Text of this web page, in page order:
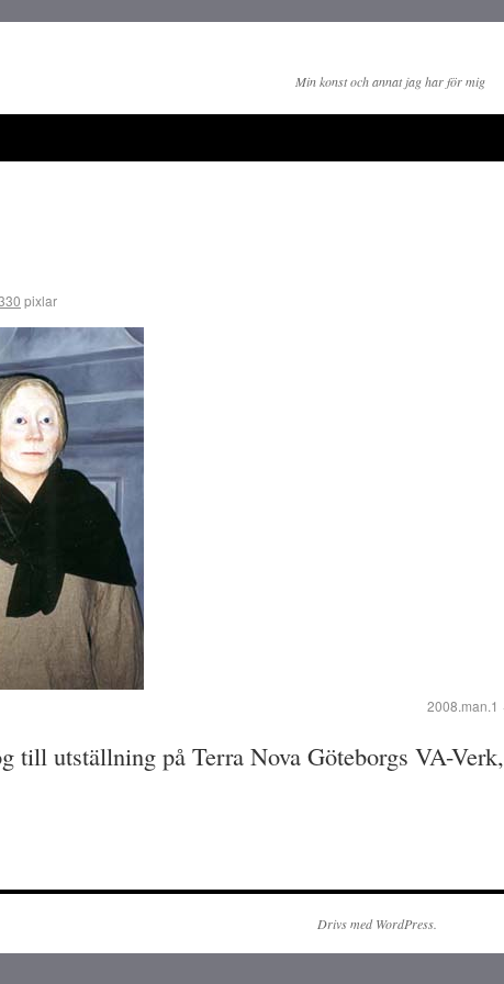
Min konst och annat jag har för mig
pixlar
2008.man.1
till utställning på Terra Nova Göteborgs VA-Verk,
Drivs med WordPress.